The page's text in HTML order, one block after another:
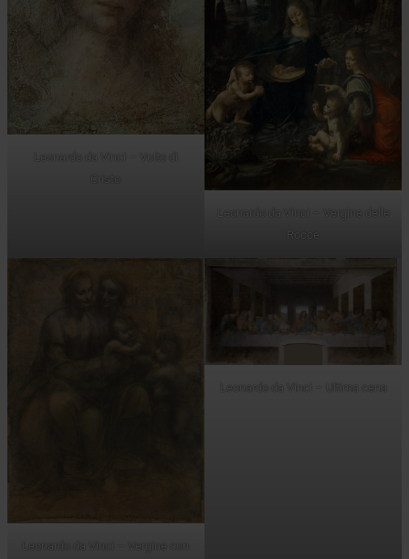
Leonardo da Vinci – Volto di
Leonardo da Vinci – Vergine delle
Rocce
Leonardo da Vinci – Vergine con